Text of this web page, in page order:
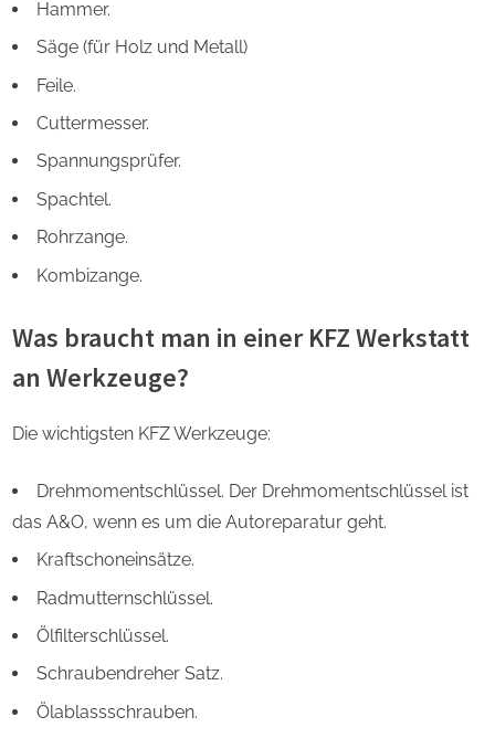
Hammer.
Säge (für Holz und Metall)
Feile.
Cuttermesser.
Spannungsprüfer.
Spachtel.
Rohrzange.
Kombizange.
Was braucht man in einer KFZ Werkstatt
an Werkzeuge?
Die wichtigsten KFZ Werkzeuge:
Drehmomentschlüssel. Der Drehmomentschlüssel ist
das A&O, wenn es um die Autoreparatur geht.
Kraftschoneinsätze.
Radmutternschlüssel.
Ölfilterschlüssel.
Schraubendreher Satz.
Ölablassschrauben.